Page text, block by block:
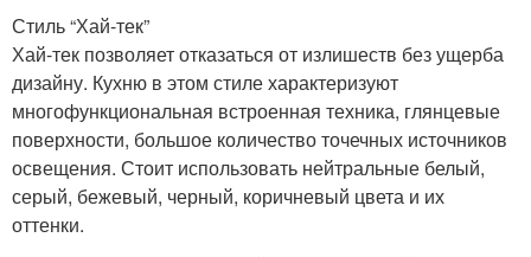
Стиль “Хай-тек”
Хай-тек позволяет отказаться от излишеств без ущерба
дизайну. Кухню в этом стиле характеризуют
многофункциональная встроенная техника, глянцевые
поверхности, большое количество точечных источников
освещения. Стоит использовать нейтральные белый,
серый, бежевый, черный, коричневый цвета и их
оттенки.